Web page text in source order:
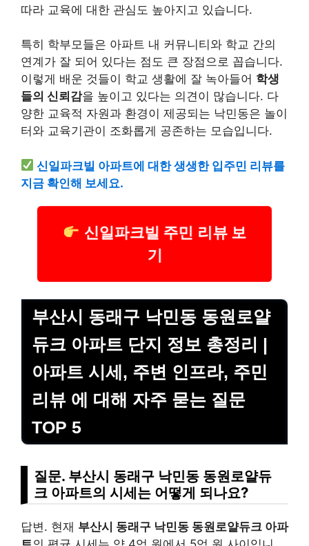
따라 교육에 대한 관심도 높아지고 있습니다.
특히 학부모들은 아파트 내 커뮤니티와 학교 간의
연계가 잘 되어 있다는 점도 큰 장점으로 꼽습니다.
이렇게 배운 것들이 학교 생활에 잘 녹아들어 학생
들의 신뢰감을 높이고 있다는 의견이 많습니다. 다
양한 교육적 자원과 환경이 제공되는 낙민동은 놀이
터와 교육기관이 조화롭게 공존하는 모습입니다.
신일파크빌 아파트에 대한 생생한 입주민 리뷰를
지금 확인해 보세요.
신일파크빌 주민 리뷰 보
기
부산시 동래구 낙민동 동원로얄
듀크 아파트 단지 정보 총정리 |
아파트 시세, 주변 인프라, 주민
리뷰 에 대해 자주 묻는 질문
TOP 5
질문. 부산시 동래구 낙민동 동원로얄듀
크 아파트의 시세는 어떻게 되나요?
답변. 현재 부산시 동래구 낙민동 동원로얄듀크 아파